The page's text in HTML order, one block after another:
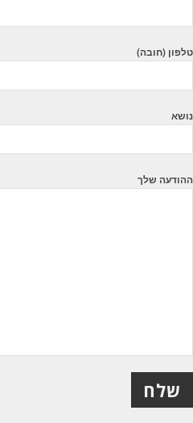
טלפון (חובה)
נושא
ההודעה שלך